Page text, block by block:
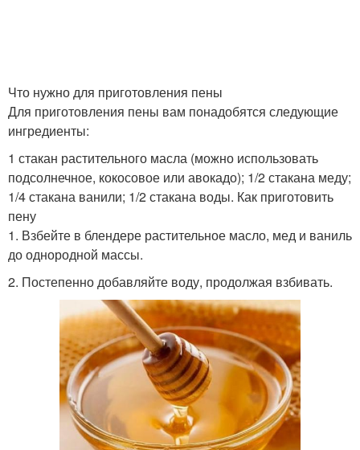
Что нужно для приготовления пены
Для приготовления пены вам понадобятся следующие
ингредиенты:
1 стакан растительного масла (можно использовать
подсолнечное, кокосовое или авокадо); 1/2 стакана меду;
1/4 стакана ванили; 1/2 стакана воды. Как приготовить
пену
1. Взбейте в блендере растительное масло, мед и ваниль
до однородной массы.
2. Постепенно добавляйте воду, продолжая взбивать.